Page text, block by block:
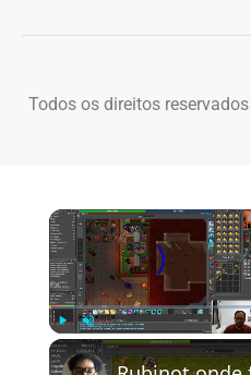
Todos os direitos
Play Unmute